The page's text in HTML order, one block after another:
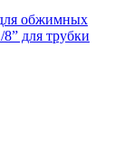
обжимных
для трубки